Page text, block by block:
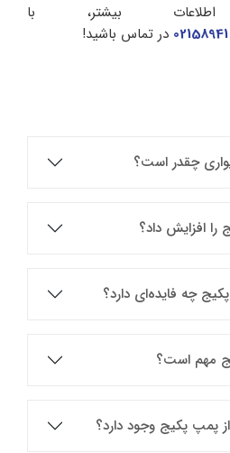
بیشتر، با
02158941 در تماس باشید!
چقدر است؟
افزایش داد؟
چه فایده‌ای دارد؟
مهم است؟
پمپ پکیج وجود دارد؟